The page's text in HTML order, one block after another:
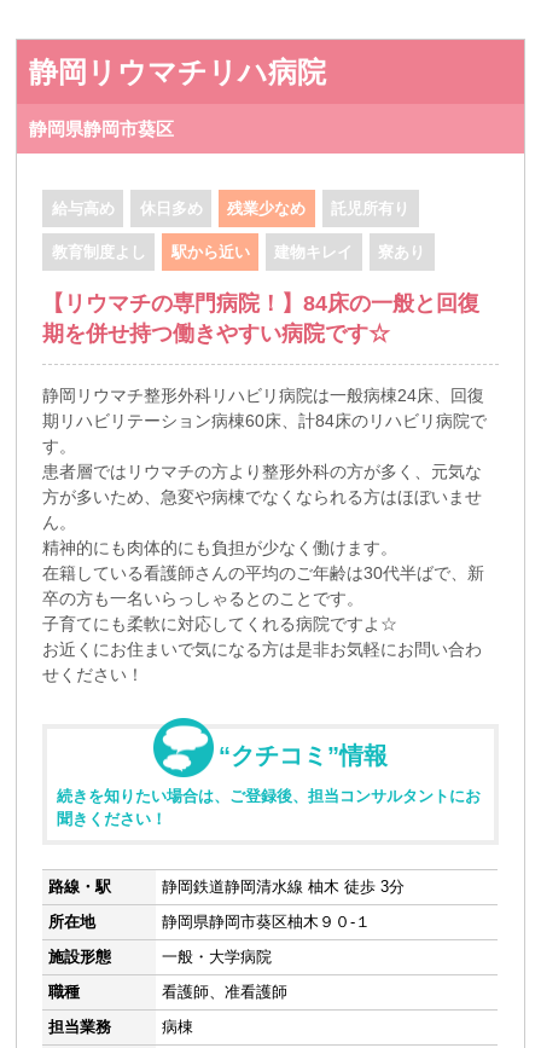
静岡リウマチリハ病院
静岡県静岡市葵区
給与高め 休日多め 残業少なめ 託児所有り
教育制度よし 駅から近い 建物キレイ 寮あり
【リウマチの専門病院！】84床の一般と回復
期を併せ持つ働きやすい病院です☆
静岡リウマチ整形外科リハビリ病院は一般病棟24床、回復
期リハビリテーション病棟60床、計84床のリハビリ病院で
す。
患者層ではリウマチの方より整形外科の方が多く、元気な
方が多いため、急変や病棟でなくなられる方はほぼいませ
ん。
精神的にも肉体的にも負担が少なく働けます。
在籍している看護師さんの平均のご年齢は30代半ばで、新
卒の方も一名いらっしゃるとのことです。
子育てにも柔軟に対応してくれる病院ですよ☆
お近くにお住まいで気になる方は是非お気軽にお問い合わ
せください！
“クチコミ”情報
続きを知りたい場合は、ご登録後、担当コンサルタントにお
聞きください！
路線・駅
静岡鉄道静岡清水線 柚木 徒歩 3分
所在地
静岡県静岡市葵区柚木９０-１
施設形態
一般・大学病院
職種
看護師、准看護師
担当業務
病棟